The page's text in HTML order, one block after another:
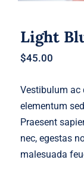
Light
$45.00
Vestibulum ac
elementum
Praesent
nec, egestas
malesuada